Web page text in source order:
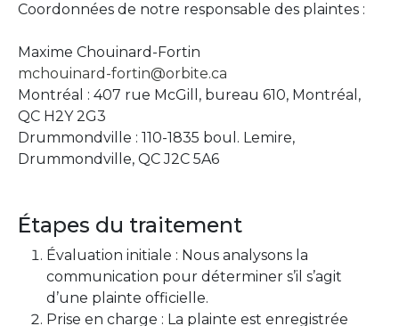
Coordonnées de notre responsable des plaintes :
Maxime Chouinard-Fortin
mchouinard-fortin@orbite.ca
Montréal : 407 rue McGill, bureau 610, Montréal,
QC H2Y 2G3
Drummondville : 110-1835 boul. Lemire,
Drummondville, QC J2C 5A6
Étapes du traitement
Évaluation initiale : Nous analysons la
communication pour déterminer s’il s’agit
d’une plainte officielle.
Prise en charge : La plainte est enregistrée